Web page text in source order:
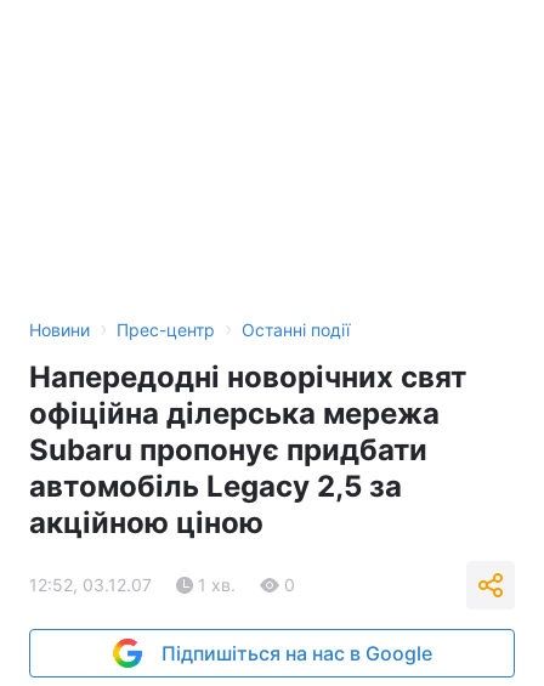
Новини › Прес-центр › Останні події
Напередодні новорічних свят
офіційна ділерська мережа
Subaru пропонує придбати
автомобіль Legacy 2,5 за
акційною ціною
12:52, 03.12.07 1 хв. 0
Підпишіться на нас в Google